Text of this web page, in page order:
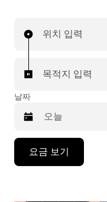
위치 입력
목적지 입력
날짜
요금 보기